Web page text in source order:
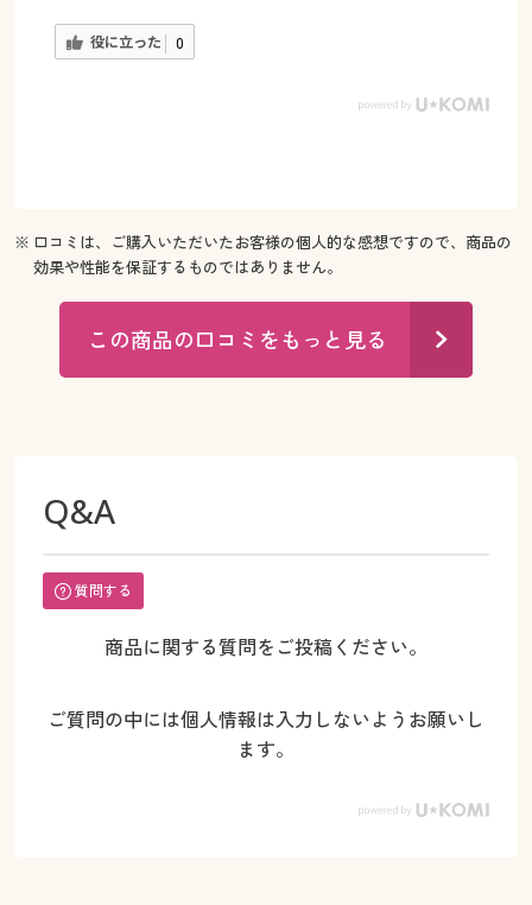
役に立った 0
※ 口コミは、ご購入いただいたお客様の個人的な感想ですので、商品の
効果や性能を保証するものではありません。
この商品の口コミをもっと見る
Q&A
質問する
商品に関する質問をご投稿ください。
ご質問の中には個人情報は入力しないようお願いし
ます。